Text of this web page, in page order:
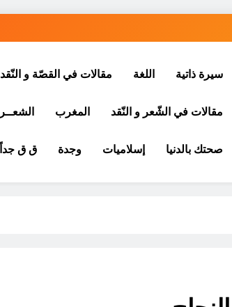
سيرة ذاتية اللغة مقالات في القصّة و النّقد
مقالات في الشّعر و النّقد المغرب الشعــر
صحتك بالدنيا إسلاميات وجدة ق ق جداً